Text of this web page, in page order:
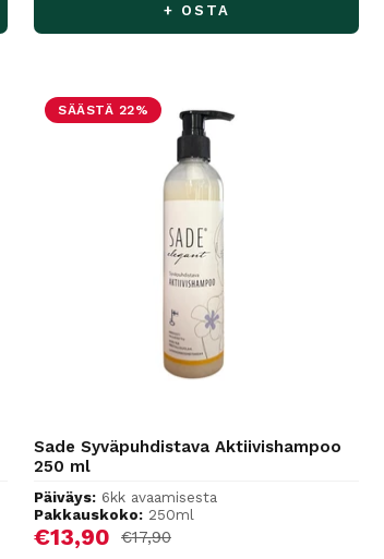
+ OSTA
SÄÄSTÄ 22%
Sade Syväpuhdistava Aktiivishampoo
250 ml
Päiväys: 6kk avaamisesta
Pakkauskoko: 250ml
Alennushinta
€13,90 Normaalihinta
€17,90